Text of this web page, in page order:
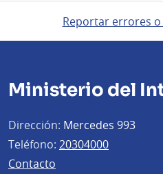
Reportar errores
Ministerio del
Dirección: Mercedes 993
Teléfono: 20304000
Contacto